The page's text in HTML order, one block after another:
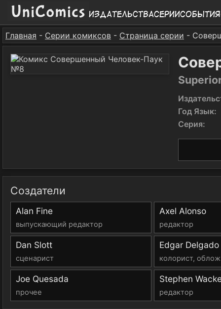
ИздательстваСерииСобытия
Главная - Серии комиксов - Страница серии -
Год Язык:
Серия:
Создатели
Alan Fine
выпускающий редактор
Axel Alonso
редактор
Dan Slott
сценарист
Edgar Delgado
колорист,
Joe Quesada
прочее
Stephen
редактор